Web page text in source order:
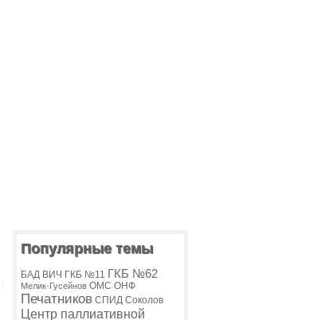
Популярные темы
БАД ВИЧ ГКБ №11 ГКБ №62
Мелик-Гусейнов ОМС ОНФ
Печатников СПИД Соколов
Центр паллиативной